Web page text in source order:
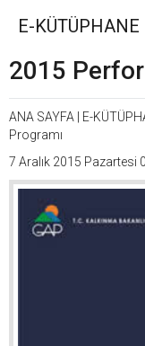
E-KÜTÜPHANE
2015
ANA SAYFA E-
Programı
7 Aralık 2015 Pazartesi